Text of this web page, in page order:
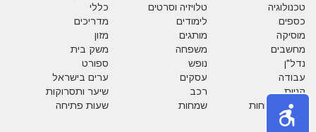
טכנולוגיה
טלויזיה וסרטים
כללי
כספים
לימודים
מדריכים
מוסיקה
מותגים
מזון
מחשבים
משפחה
משק בית
נדל"ן
נופש
ספורט
עבודה
עסקים
ערים בישראל
קניות
רכב
שיער ותסרוקות
שירות לקוחות
שמחות
שעות פתיחה
תזונה